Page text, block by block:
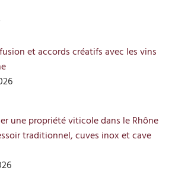
et accords créatifs avec les vins
une propriété viticole dans le Rhône
traditionnel, cuves inox et cave